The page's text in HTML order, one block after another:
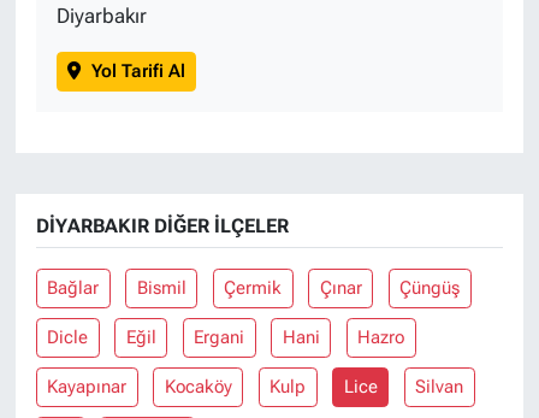
Diyarbakır
Yol Tarifi Al
DIYARBAKIR DIĞER İLÇELER
Bağlar Bismil Çermik Çınar Çüngüş
Dicle Eğil Ergani Hani Hazro
Kayapınar Kocaköy Kulp Lice Silvan